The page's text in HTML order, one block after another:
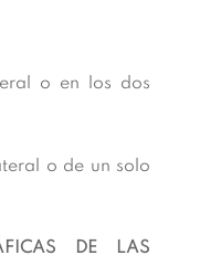
o en los dos
o de un solo
DE LAS